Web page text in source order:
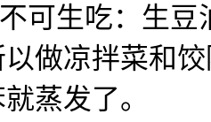
可生吃：生
做凉拌菜和
蒸发了。